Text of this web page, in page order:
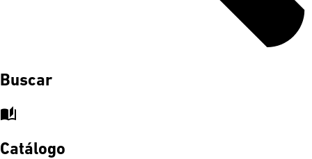
Buscar
auto_stories
Catálogo